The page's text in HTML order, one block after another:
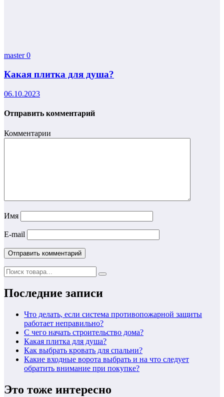
master0
Какая плитка для душа?
06.10.2023
Отправить комментарий
Комментарии
Имя
E-mail
Последние записи
Что делать, если система противопожарной защиты
работает неправильно?
С чего начать строительство дома?
Какая плитка для душа?
Как выбрать кровать для спальни?
Какие входные ворота выбрать и на что следует
обратить внимание при покупке?
Это тоже интересно